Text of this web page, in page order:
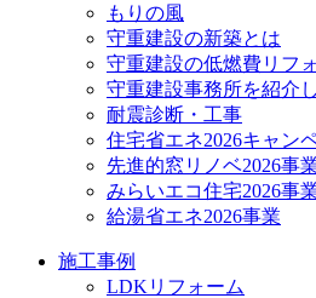
もりの風
守重建設の新築とは
守重建設の低燃費リフ
守重建設事務所を紹介
耐震診断・工事
住宅省エネ2026キャン
先進的窓リノベ2026事
みらいエコ住宅2026事
給湯省エネ2026事業
施工事例
LDKリフォーム